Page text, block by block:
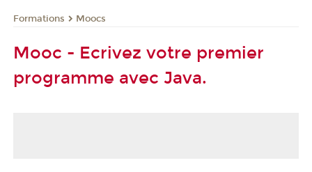
Formations Moocs
Mooc - Ecrivez votre premier
programme avec Java.